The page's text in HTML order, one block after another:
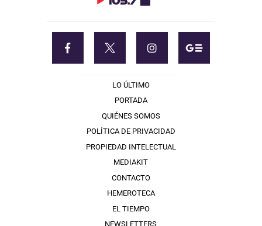
LO ÚLTIMO
PORTADA
QUIÉNES SOMOS
POLÍTICA DE PRIVACIDAD
PROPIEDAD INTELECTUAL
MEDIAKIT
CONTACTO
HEMEROTECA
EL TIEMPO
NEWSLETTERS